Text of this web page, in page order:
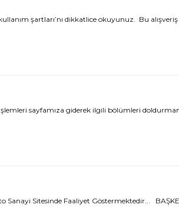
şartları’nı dikkatlice okuyunuz. Bu
sayfamıza giderek ilgili bölümleri
Sitesinde Faaliyet Göstermektedir...